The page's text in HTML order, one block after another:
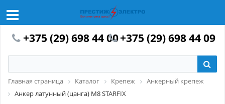
+375 (29) 698 44 00+375 (29) 698 44 09
Главная страница Каталог Крепеж
Анкерный крепеж
Анкер латунный (цанга) М8 STARFIX